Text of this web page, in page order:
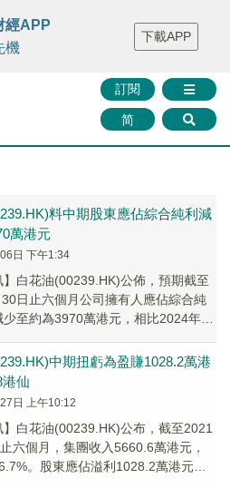
FINMETA 財華證券 媒體矩陣
智庫沙龍
聯絡我們
訂閱
简
經APP
機
下載APP
料中期股東應佔綜合純利減
萬港元
日 下午1:34
】白花油(00239.HK)公佈，預期截至
日止六個月公司擁有人應佔綜合純
至約為3970萬港元，相比2024年同
中期扭虧為盈賺1028.2萬港
仙
日 上午10:12
】白花油(00239.HK)公布，截至2021
六個月，集團收入5660.6萬港元，
。股東應佔溢利1028.2萬港元，